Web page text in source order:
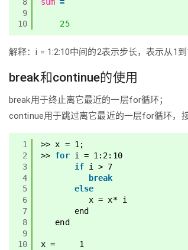
9
10
25
解释：i = 1:2:10中间的2表示步长，表示从1
break和continue的使用
break用于终止离它最近的一层for循环；
continue用于跳过离它最近的一层for循环，
1
2
3
4
5
6
7
8
9
10
>> x = 1;
>> for i = 1:2:10
if i > 7
break
else
x = x* i
end
end
x =     1